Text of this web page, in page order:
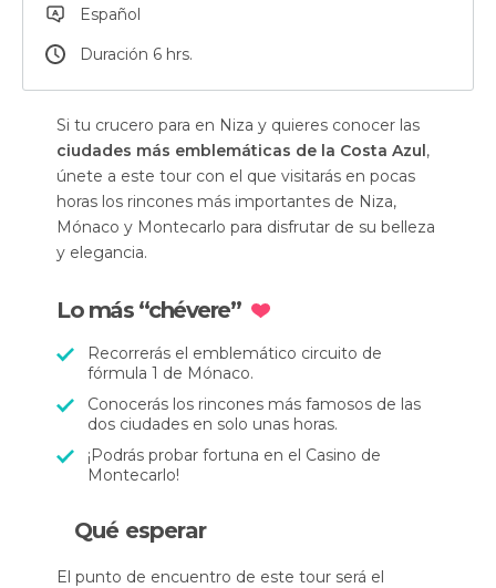
Español
Duración 6 hrs.
Si tu crucero para en Niza y quieres conocer las
ciudades más emblemáticas de la Costa Azul,
únete a este tour con el que visitarás en pocas
horas los rincones más importantes de Niza,
Mónaco y Montecarlo para disfrutar de su belleza
y elegancia.
Lo más “chévere”
Recorrerás el emblemático circuito de
fórmula 1 de Mónaco.
Conocerás los rincones más famosos de las
dos ciudades en solo unas horas.
¡Podrás probar fortuna en el Casino de
Montecarlo!
Qué esperar
El punto de encuentro de este tour será el